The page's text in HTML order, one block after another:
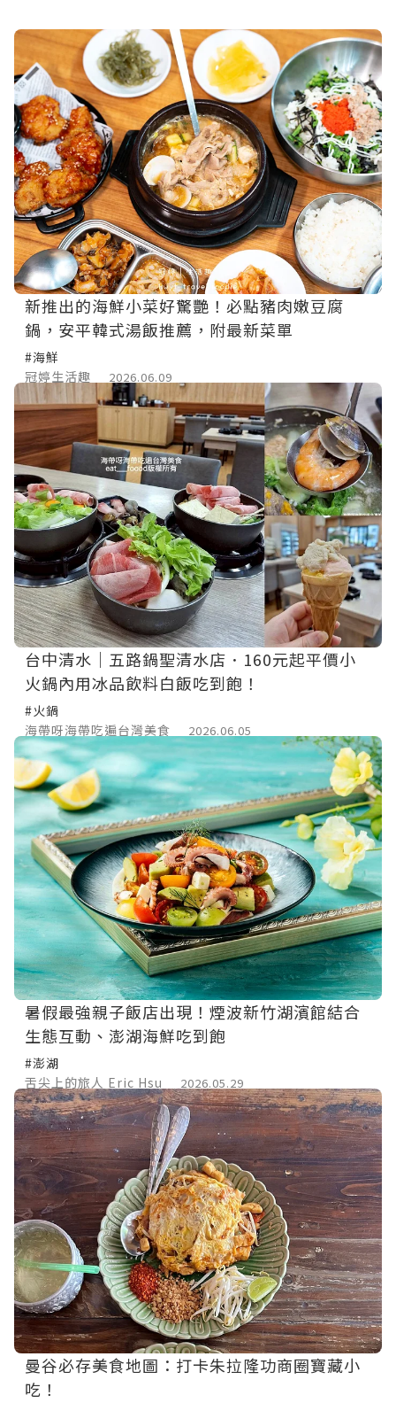
新推出的海鮮小菜好驚艷！必點豬肉嫩豆腐
鍋，安平韓式湯飯推薦，附最新菜單
#海鮮
冠婷生活趣
2026.06.09
台中清水｜五路鍋聖清水店．160元起平價小
火鍋內用冰品飲料白飯吃到飽！
#火鍋
海帶呀海帶吃遍台灣美食
2026.06.05
暑假最強親子飯店出現！煙波新竹湖濱館結合
生態互動、澎湖海鮮吃到飽
#澎湖
舌尖上的旅人 Eric Hsu
2026.05.29
曼谷必存美食地圖：打卡朱拉隆功商圈寶藏小
吃！